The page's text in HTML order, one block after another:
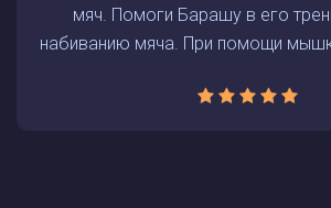
мяч. Помоги Барашу в его
набиванию мяча. При помощи